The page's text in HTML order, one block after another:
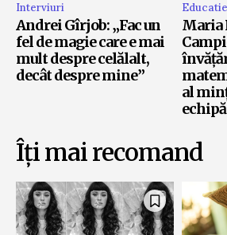
Interviuri
Andrei Gîrjob: „Fac un
fel de magie care e mai
mult despre celălalt,
decât despre mine”
Educatie
Maria
al
Îți mai recomand